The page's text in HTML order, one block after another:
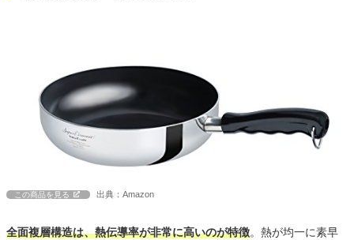
この商品を見る 出典：Amazon
全面複層構造は、熱伝導率が非常に高いのが特徴。熱が均一に素早